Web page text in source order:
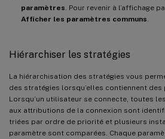
paramètres . Pour revenir à l’affichage
Afficher les paramètres communs
Hiérarchiser les stratégies
La hiérarchisation des stratégies vous
des stratégies lorsqu’elles contiennent
Lorsqu’un utilisateur se connecte, toutes
aux attributions de la connexion sont
triées par ordre de priorité et plusieurs
paramètre sont comparées. Chaque